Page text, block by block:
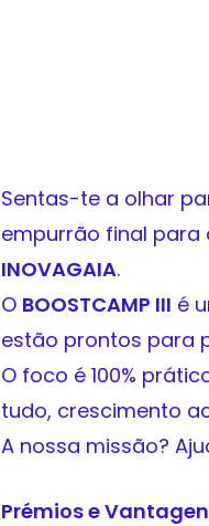
Sentas-te a olhar
empurrão final para
INOVAGAIA.
O BOOSTCAMP III é
estão prontos para
O foco é 100%
tudo, crescimento
A nossa missão?
Prémios e